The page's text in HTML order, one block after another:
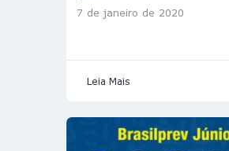
7 de janeiro de 2020
Leia Mais